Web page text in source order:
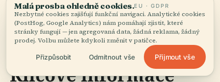
Souhrnná tabulka:
Klíčové informace
Malá prosba ohledně cookies.EU · GDPR
Nezbytné cookies zajišťují funkční navigaci. Analytické cookies
(PostHog, Google Analytics) nám pomáhají zjistit, které
stránky fungují — jen agregovaná data, žádná reklama, žádný
prodej. Volbu můžete kdykoli změnit v patičce.
Přizpůsobit Odmítnout vše Přijmout vše